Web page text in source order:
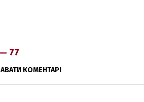
77
КОМЕНТАРІ